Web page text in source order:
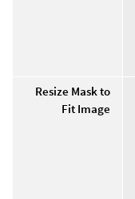
Resize Mask to
Fit Image